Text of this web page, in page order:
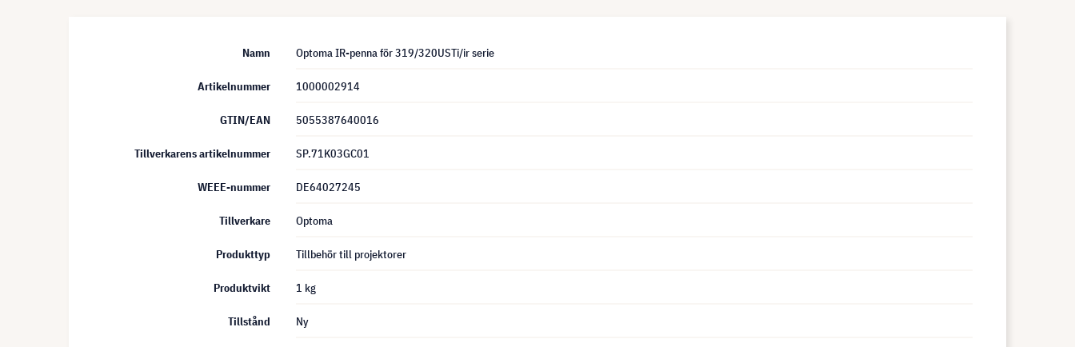
Namn Optoma IR-penna för 319/320USTi/ir serie
Artikelnummer 1000002914
GTIN/EAN 5055387640016
Tillverkarens artikelnummer SP.71K03GC01
WEEE-nummer DE64027245
Tillverkare Optoma
Produkttyp Tillbehör till projektorer
Produktvikt 1 kg
Tillstånd Ny